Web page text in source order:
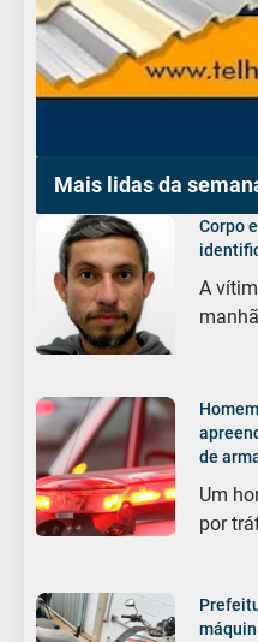
Mais lidas da
Corpo
A
de
Um
por